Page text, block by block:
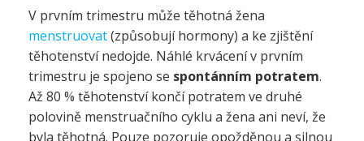
V prvním trimestru může těhotná žena
menstruovat(způsobují hormony) a ke zjištění
těhotenství nedojde. Náhlé krvácení v prvním
trimestru je spojeno se spontánním potratem.
Až 80 % těhotenství končí potratem ve druhé
polovině menstruačního cyklu a žena ani neví, že
byla těhotná. Pouze pozoruje opožděnou a silnou